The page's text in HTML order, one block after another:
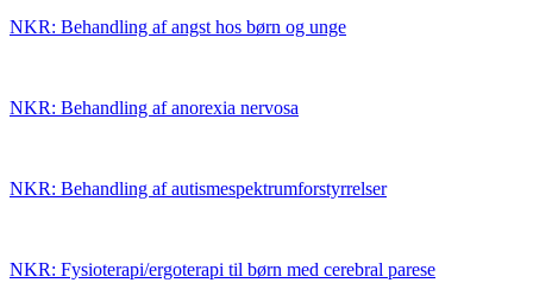
NKR: Behandling af angst hos børn og unge
NKR: Behandling af anorexia nervosa
NKR: Behandling af autismespektrumforstyrrelser
NKR: Fysioterapi/­ergoterapi til børn med cerebral parese